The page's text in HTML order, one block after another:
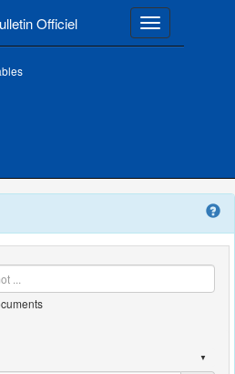
Officiel Toggle